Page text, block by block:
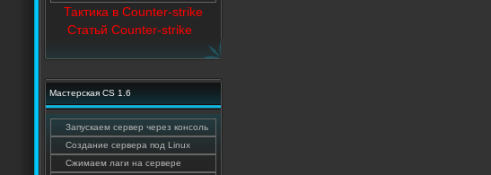
Тактика в Counter-strike
Статьй Counter-strike
Мастерская CS 1.6
Запускаем сервер через консоль
Создание сервера под Linux
Сжимаем лаги на сервере